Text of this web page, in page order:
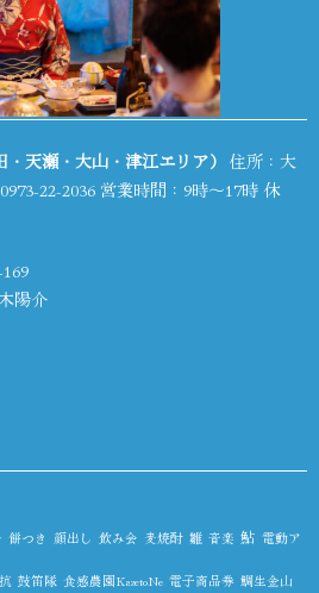
天瀬・大山・津江エリア） 住所：大
0973-22-2036 営業時間：9時～17時 休
陽介
餅つき 顔出し 飲み会 麦焼酎 雛 音楽 鮎 電動ア
鼓笛隊 食感農園KazetoNe 電子商品券 鯛生金山